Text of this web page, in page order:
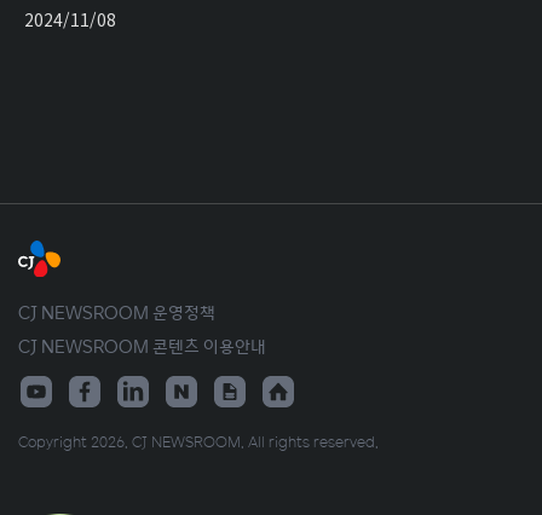
2024/11/08
CJ NEWSROOM 운영정책
CJ NEWSROOM 콘텐츠 이용안내
Copyright 2026. CJ NEWSROOM. All rights reserved.